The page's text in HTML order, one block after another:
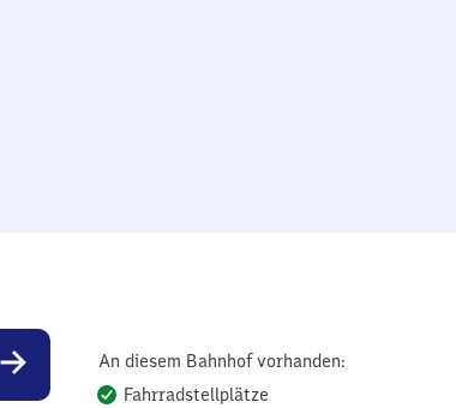
An diesem Bahnhof vorhanden:
Fahrradstellplätze